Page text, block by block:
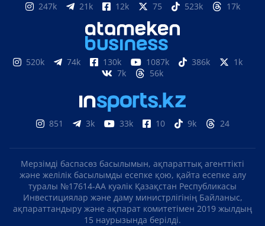
247k 21k 12k 75 523k 17k
520k 74k 130k 1087k 386k
1k
7k
56k
851 3k 33k 10 9k 24
Мерзімді баспасөз басылымын, ақпараттық агенттікті
және желілік басылымды есепке қою, қайта есепке алу
туралы №17614-АА куәлік Қазақстан Республикасы
Инвестициялар және даму министрлігінің Байланыс,
ақпараттандыру және ақпарат комитетімен 2019 жылдың
15 наурызында берілді.